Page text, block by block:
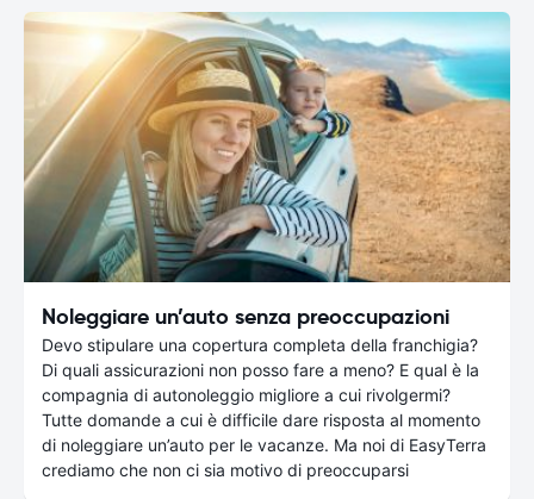
Noleggiare un’auto senza preoccupazioni
Devo stipulare una copertura completa della franchigia?
Di quali assicurazioni non posso fare a meno? E qual è la
compagnia di autonoleggio migliore a cui rivolgermi?
Tutte domande a cui è difficile dare risposta al momento
di noleggiare un’auto per le vacanze. Ma noi di EasyTerra
crediamo che non ci sia motivo di preoccuparsi